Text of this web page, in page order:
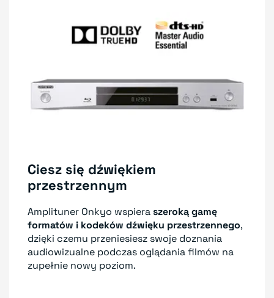
Ciesz się dźwiękiem
przestrzennym
Amplituner Onkyo wspieraszeroką gamę
formatów i kodeków dźwięku przestrzennego,
dzięki czemu przeniesiesz swoje doznania
audiowizualne podczas oglądania filmów na
zupełnie nowy poziom.